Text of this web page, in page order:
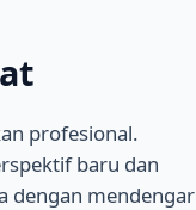
profesional.
baru dan
dengan mendengar